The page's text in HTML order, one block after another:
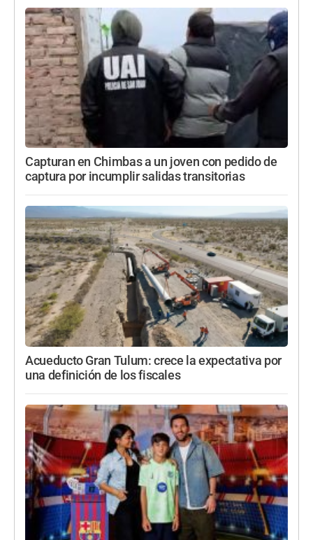
Capturan en Chimbas a un joven con pedido de
captura por incumplir salidas transitorias
Acueducto Gran Tulum: crece la expectativa por
una definición de los fiscales